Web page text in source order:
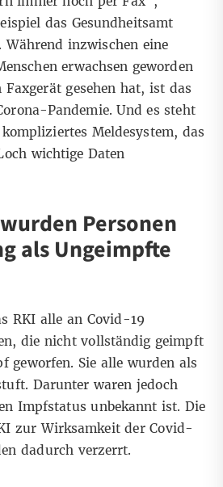
das Gesundheitsamt
inzwischen eine
erwachsen geworden
gesehen hat, ist das
Pandemie. Und es steht
Meldesystem, das
wichtige Daten
Personen
als Ungeimpfte
RKI alle an Covid-19
die nicht vollständig geimpft
geworfen. Sie alle wurden als
Darunter waren jedoch
Impfstatus unbekannt ist. Die
zur Wirksamkeit der Covid-
dadurch verzerrt.